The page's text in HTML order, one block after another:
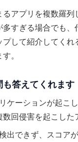
アプリを複数羅列
多すぎる場合でも
して紹介してく
。
答えてくれます
ケーションが起こ
数回侵害を起こした
出できず、スコア